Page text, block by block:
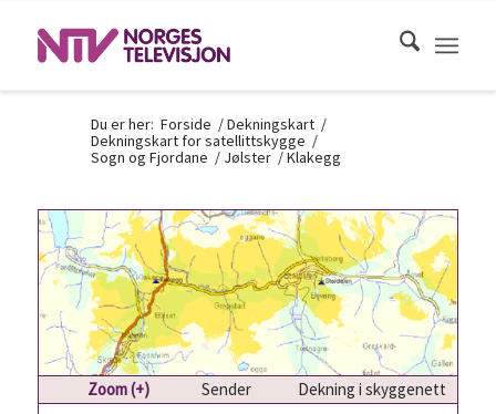
Du er her: Forside /Dekningskart /
Dekningskart for satellittskygge /
Sogn og Fjordane / Jølster /Klakegg
Zoom (+) Sender
Dekning i skyggenett